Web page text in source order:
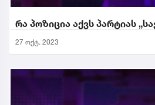
რა პოზიცია აქვს პარტიას
27 ოქტ. 2023